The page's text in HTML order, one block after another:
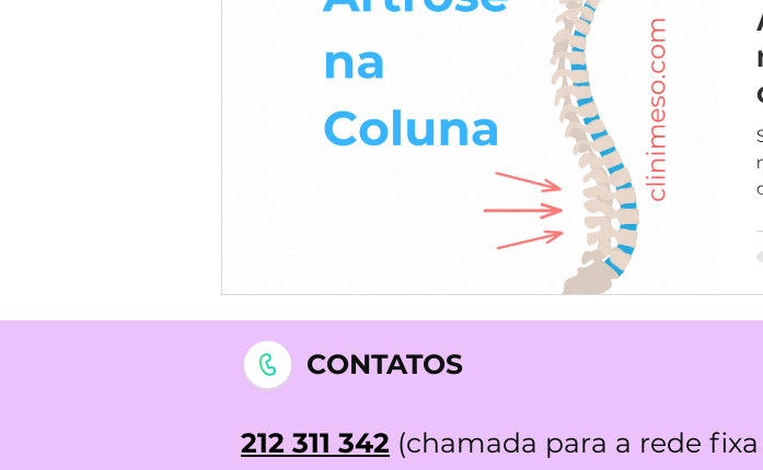
Medicina Quântica |
CONTATOS
212 311 342 (chamada para a rede